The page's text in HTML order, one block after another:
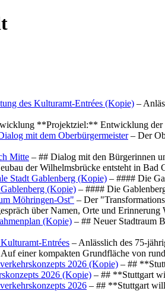
des Kulturamt-Entrées (Kopie) –
**Projektziel:** Entwicklung
mit dem Oberbürgermeister– Der
Mitte – ## Dialog mit den Bürgerinnen
der Wilhelmsbrücke entsteht in
Stadt Gablenberg (Kopie) – #### Die
(Kopie) – #### Die
Möhringen-Ost" – Der
über Namen, Orte und
(Kopie) – ## Neuer Stadtraum
Entrées – Anlässlich des 75-
einer kompakten Grundfläche von
2026 (Kopie) – ##
2026 (Kopie) – ## **Stuttgart
2026 – ## **Stuttgart will